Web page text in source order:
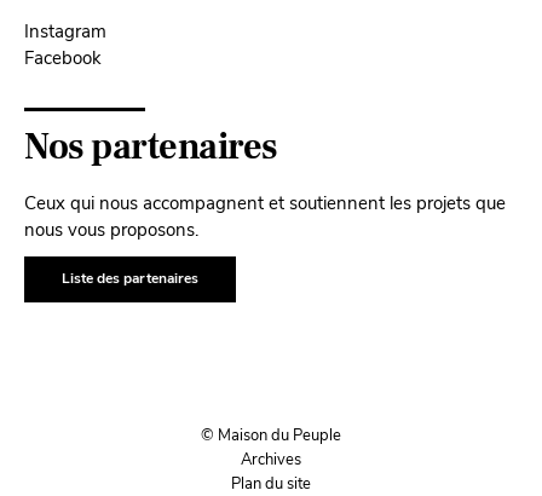
Instagram
Facebook
Nos partenaires
Ceux qui nous accompagnent et soutiennent les projets que
nous vous proposons.
Liste des partenaires
© Maison du Peuple
Archives
Plan du site